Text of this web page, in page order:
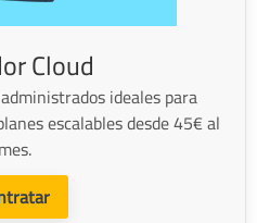
Cloud
ideales para
escalables desde 45€ al
mes.